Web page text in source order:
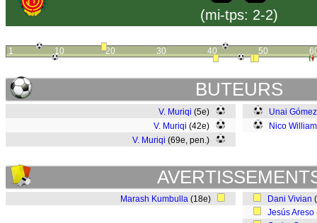
(mi-tps: 2-2)
1 10 20 30 40 50
BUTEURS
V. Muriqi (5e)
V. Muriqi (42e)
V. Muriqi (69e, pen.)
Unai Gómez
Nico
Marash Kumbulla (18e) Dani Vivian
Jesús Areso